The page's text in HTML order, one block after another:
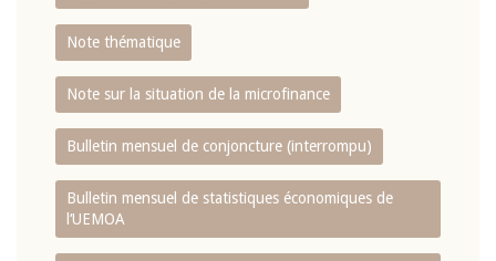
Note thématique
Note sur la situation de la microfinance
Bulletin mensuel de conjoncture (interrompu)
Bulletin mensuel de statistiques économiques de
l‘UEMOA